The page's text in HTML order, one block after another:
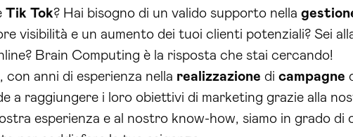
Tik Tok? Hai bisogno di un valido supporto nella
visibilità e un aumento dei tuoi clienti potenziali? Sei
Brain Computing è la risposta che stai cercando!
con anni di esperienza nella realizzazione di campagne
a raggiungere i loro obiettivi di marketing grazie alla
esperienza e al nostro know-how, siamo in grado di